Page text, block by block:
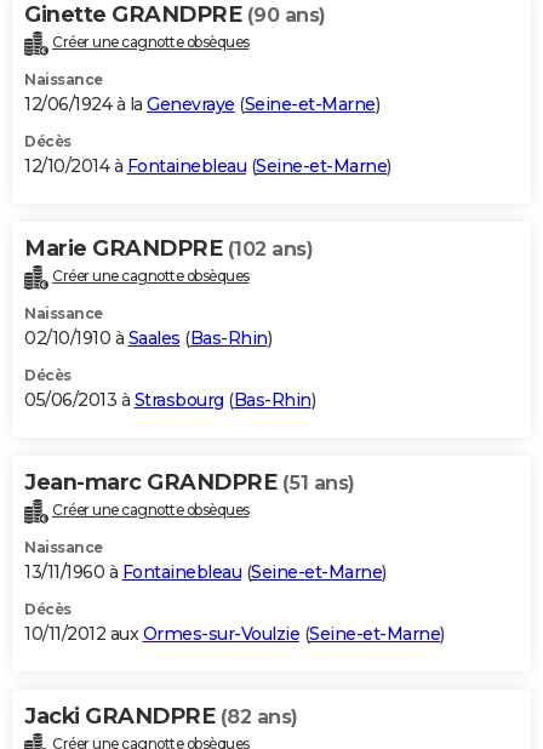
Ginette GRANDPRE (90 ans)
Créer une cagnotte obsèques
Naissance
12/06/1924 à la Genevraye (Seine-et-Marne)
Décès
12/10/2014 à Fontainebleau (Seine-et-Marne)
Marie GRANDPRE (102 ans)
Créer une cagnotte obsèques
Naissance
02/10/1910 à Saales (Bas-Rhin)
Décès
05/06/2013 à Strasbourg (Bas-Rhin)
Jean-marc GRANDPRE (51 ans)
Créer une cagnotte obsèques
Naissance
13/11/1960 à Fontainebleau (Seine-et-Marne)
Décès
10/11/2012 auxOrmes-sur-Voulzie (Seine-et-Marne)
Jacki GRANDPRE (82 ans)
Créer une cagnotte obsèques